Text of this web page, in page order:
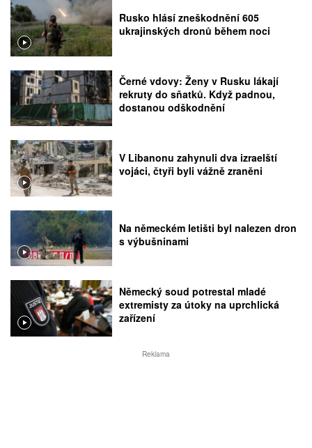
Rusko hlásí zneškodnění 605
ukrajinských dronů během noci
Černé vdovy: Ženy v Rusku lákají
rekruty do sňatků. Když padnou,
dostanou odškodnění
V Libanonu zahynuli dva izraelští
vojáci, čtyři byli vážně zraněni
Na německém letišti byl nalezen dron
s výbušninami
Německý soud potrestal mladé
extremisty za útoky na uprchlická
zařízení
Reklama